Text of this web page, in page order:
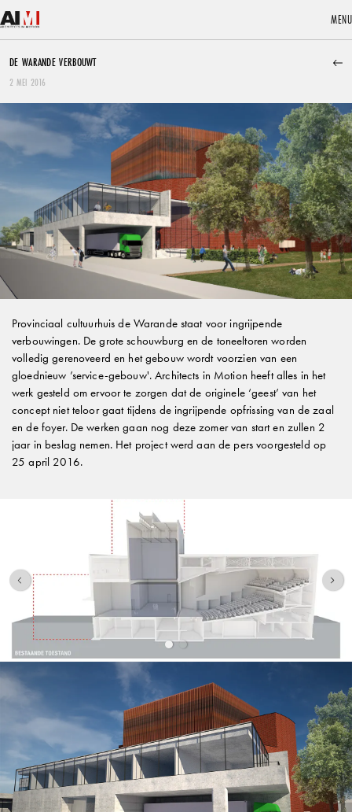
MENU
NIEUWSPUBLICATIES
VRP houdt halt bij OCMW Gierle
De VRP hield recent halt bij het project voor het OCMW in Gierle.
LEES MEER
VORIGE ARTIKELS
Huize Maelsloth in Turnhout: wonen in de
gelaagdheid van de tijd
MENU
DE WARANDE VERBOUWT
2 MEI 2016
Provinciaal cultuurhuis de Warande staat voor ingrijpende
verbouwingen. De grote schouwburg en de toneeltoren worden
volledig gerenoveerd en het gebouw wordt voorzien van een
gloednieuw ’service-gebouw'. Architects in Motion heeft alles in het
werk gesteld om ervoor te zorgen dat de originele ‘geest’ van het
concept niet teloor gaat tijdens de ingrijpende opfrissing van de zaal
en de foyer. De werken gaan nog deze zomer van start en zullen 2
jaar in beslag nemen. Het project werd aan de pers voorgesteld op
25 april 2016.